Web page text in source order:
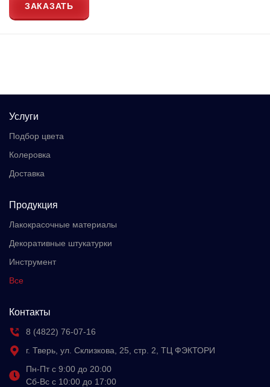
ЗАКАЗАТЬ
Услуги
Подбор цвета
Колеровка
Доставка
Продукция
Лакокрасочные материалы
Декоративные штукатурки
Инструмент
Все
Контакты
8 (4822) 76-07-16
г. Тверь, ул. Склизкова, 25, стр. 2, ТЦ ФЭКТОРИ
Пн-Пт с 9:00 до 20:00
Сб-Вс с 10:00 до 17:00